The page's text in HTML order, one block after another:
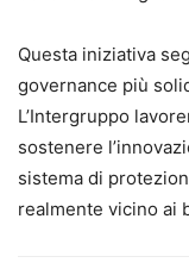
Questa iniziativa
governance più
L’Intergruppo
sostenere
sistema di
realmente vicino ai